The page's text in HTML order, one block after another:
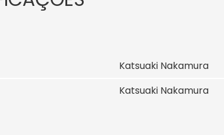
Katsuaki Nakamura
Katsuaki Nakamura